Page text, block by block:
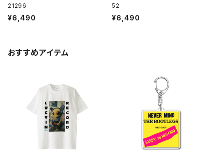
21296
¥6,490
52
¥6,490
おすすめアイテム